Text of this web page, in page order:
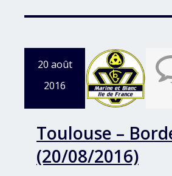
20 août
2016
Toulouse –
(20/08/2016)